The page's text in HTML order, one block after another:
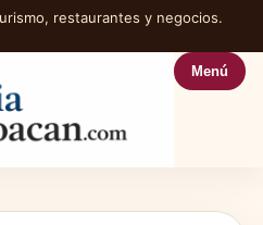
restaurantes y negocios.
Menú